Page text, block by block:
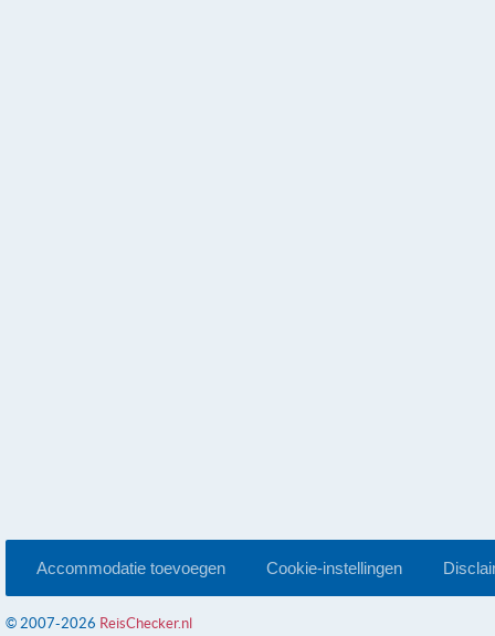
Accommodatie toevoegen Cookie-instellingen
© 2007-2026 ReisChecker.nl